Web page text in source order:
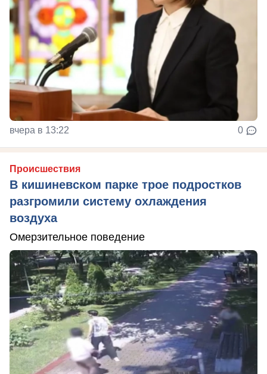
вчера в 13:22 0
Происшествия
В кишиневском парке трое подростков
разгромили систему охлаждения
воздуха
Омерзительное поведение